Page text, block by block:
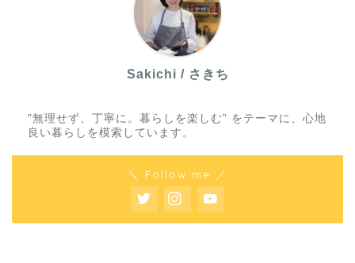
Sakichi / さきち
”無理せず、丁寧に。暮らしを楽しむ” をテーマに、心地
良い暮らしを模索しています。
＼ Follow me ／